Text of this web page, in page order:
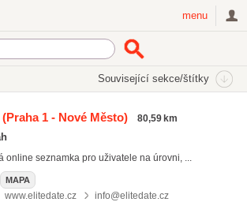
menu
Související sekce/štítky
1 - Nové Město) 80,59 km
online seznamka pro uživatele na úrovni, ...
MAPA
www.elitedate.cz info@elitedate.cz